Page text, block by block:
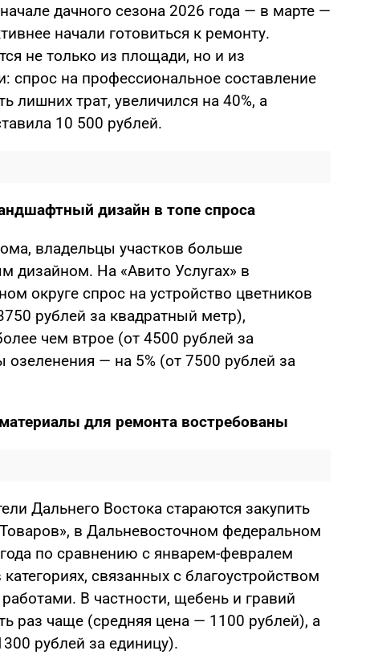
дачного сезона 2026 года — в марте —
начали готовиться к ремонту.
не только из площади, но и из
спрос на профессиональное составление
трат, увеличился на 40%, а
10 500 рублей.
дизайн в топе спроса
владельцы участков больше
дизайном. На «Авито Услугах» в
округе спрос на устройство цветников
рублей за квадратный метр),
чем втрое (от 4500 рублей за
— на 5% (от 7500 рублей за
для ремонта востребованы
Дальнего Востока стараются закупить
в Дальневосточном федеральном
года по сравнению с январем-февралем
связанных с благоустройством
В частности, щебень и гравий
раз чаще (средняя цена — 1100 рублей), а
рублей за единицу).